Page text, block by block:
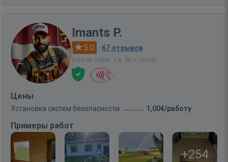
Imants P.
5.0 · 67 отзывов
Был на сайте: 1 д. 20 ч. назад
Цены
Установка систем безопасности 1,00€/работу
Примеры работ
+254